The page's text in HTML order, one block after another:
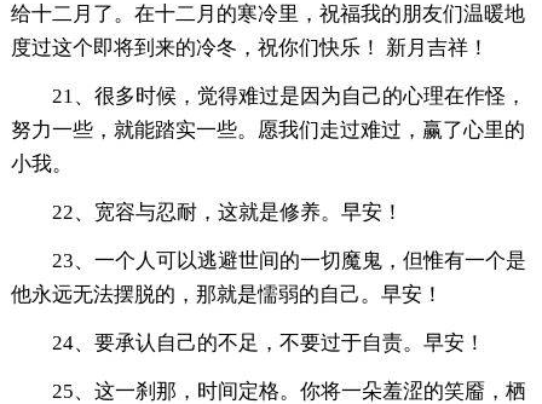
给十二月了。在十二月的寒冷里，祝福我的朋友们温暖地
度过这个即将到来的冷冬，祝你们快乐！ 新月吉祥！
21、很多时候，觉得难过是因为自己的心理在作怪，
努力一些，就能踏实一些。愿我们走过难过，赢了心里的
小我。
22、宽容与忍耐，这就是修养。早安！
23、一个人可以逃避世间的一切魔鬼，但惟有一个是
他永远无法摆脱的，那就是懦弱的自己。早安！
24、要承认自己的不足，不要过于自责。早安！
25、这一刹那，时间定格。你将一朵羞涩的笑靥，栖